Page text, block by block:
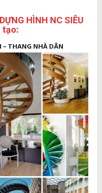
HÌNH NC SIÊU
tạo:
– THANG NHÀ DÂN